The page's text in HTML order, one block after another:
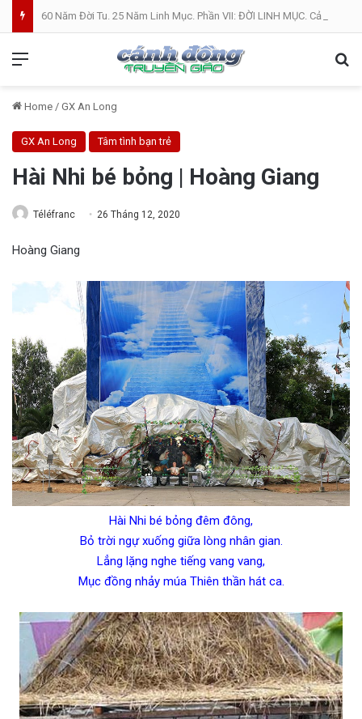
Home / GX An Long
GX An Long Tâm tình bạn trẻ
Hài Nhi bé bỏng | Hoàng Giang
Téléfranc 26 Tháng 12, 2020
Hoàng Giang
Hài Nhi bé bỏng đêm đông,
Bỏ trời ngự xuống giữa lòng nhân gian.
Lẳng lặng nghe tiếng vang vang,
Mục đồng nhảy múa Thiên thần hát ca.